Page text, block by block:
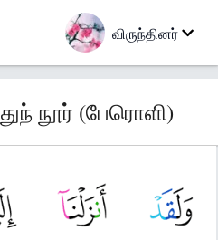
விருந்தினர்
நூர் (பேரொளி)